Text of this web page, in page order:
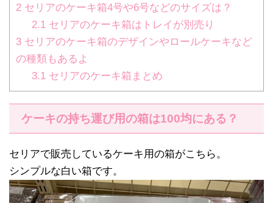
2 セリアのケーキ箱4号や6号などのサイズは？
2.1セリアのケーキ箱はトレイが別売り
3 セリアのケーキ箱のデザインやロールケーキなど
の種類もあるよ
3.1セリアのケーキ箱まとめ
ケーキの持ち運び用の箱は100均にある？
セリアで販売しているケーキ用の箱がこちら。
シンプルな白い箱です。